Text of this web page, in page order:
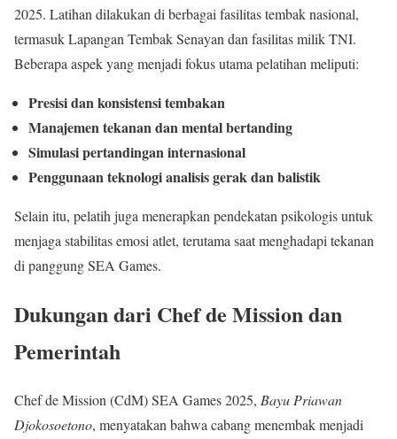
2025. Latihan dilakukan di berbagai fasilitas tembak nasional,
termasuk Lapangan Tembak Senayan dan fasilitas milik TNI.
Beberapa aspek yang menjadi fokus utama pelatihan meliputi:
Presisi dan konsistensi tembakan
Manajemen tekanan dan mental bertanding
Simulasi pertandingan internasional
Penggunaan teknologi analisis gerak dan balistik
Selain itu, pelatih juga menerapkan pendekatan psikologis untuk
menjaga stabilitas emosi atlet, terutama saat menghadapi tekanan
di panggung SEA Games.
Dukungan dari Chef de Mission dan
Pemerintah
Chef de Mission (CdM) SEA Games 2025, Bayu Priawan
Djokosoetono, menyatakan bahwa cabang menembak menjadi